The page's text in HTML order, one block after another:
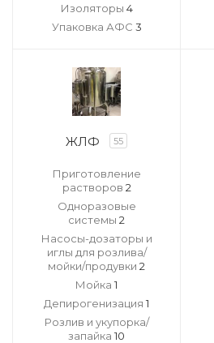
Изоляторы 4
Упаковка АФС 3
ЖЛФ 55
Приготовление
растворов 2
Одноразовые
системы 2
Насосы-дозаторы и
иглы для розлива/
мойки/продувки 2
Мойка 1
Депирогенизация 1
Розлив и укупорка/
запайка 10